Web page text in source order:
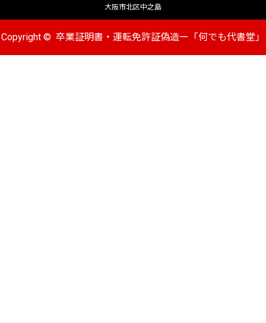
大阪市北区中之島
Copyright © 卒業証明書・運転免許証偽造ー「何でも代書堂」